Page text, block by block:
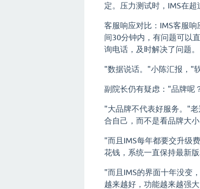
定。压力测试时，IMS在
客服响应对比：IMS客服
间30分钟内，有问题可以
询电话，及时解决了问题。
"数据说话。"小陈汇报，"
副院长仍有疑虑："品牌呢
"大品牌不代表好服务。"
合自己，而不是看品牌大
"而且IMS每年都要交升级
花钱，系统一直保持最新
"而且IMS的界面十年没变
越来越好，功能越来越强